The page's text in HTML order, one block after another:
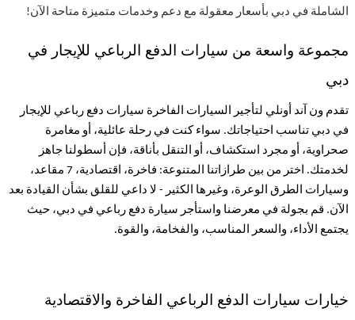
الشاملة في دبي بأسعار معقولة مع دعم وخدمات متميزة متاحة الآن!
مجموعة واسعة من سيارات الدفع الرباعي للإيجار في
دبي
تقدم ون آند أونلي لتأجير السيارات الفاخرة سيارات دفع رباعي للإيجار
في دبي تناسب احتياجاتك. سواء كنت في رحلة عائلية، أو مغامرة
صحراوية، أو مجرد استكشاف، أو التنقل بأناقة، فإن أسطولنا جاهز
لخدمتك. اختر من بين طرازاتنا المتنوعة: فاخرة، اقتصادية، 7 مقاعد،
وسيارات الطرق الوعرة، وغيرها الكثير - لا داعي للقلق بشأن القيادة بعد
الآن. قم بجولة في معرضنا واستأجر سيارة دفع رباعي في دبي، حيث
يجتمع الأداء، والسعر المناسب، والفخامة، والقوة.
خيارات سيارات الدفع الرباعي الفاخرة والاقتصادية